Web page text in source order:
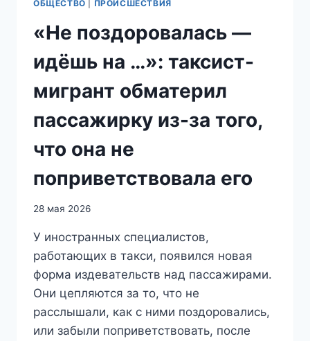
ОБЩЕСТВО ПРОИСШЕСТВИЯ
«Не поздоровалась —
идёшь на …»: таксист-
мигрант обматерил
пассажирку из-за того,
что она не
поприветствовала его
28 мая 2026
У иностранных специалистов,
работающих в такси, появился новая
форма издевательств над пассажирами.
Они цепляются за то, что не
расслышали, как с ними поздоровались,
или забыли поприветствовать, после